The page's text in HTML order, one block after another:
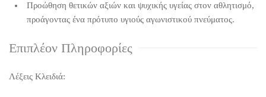
Προώθηση θετικών αξιών και ψυχικής υγείας στον αθλητισμό,
προάγοντας ένα πρότυπο υγιούς αγωνιστικού πνεύματος.
Επιπλέον Πληροφορίες
Λέξεις Κλειδιά: